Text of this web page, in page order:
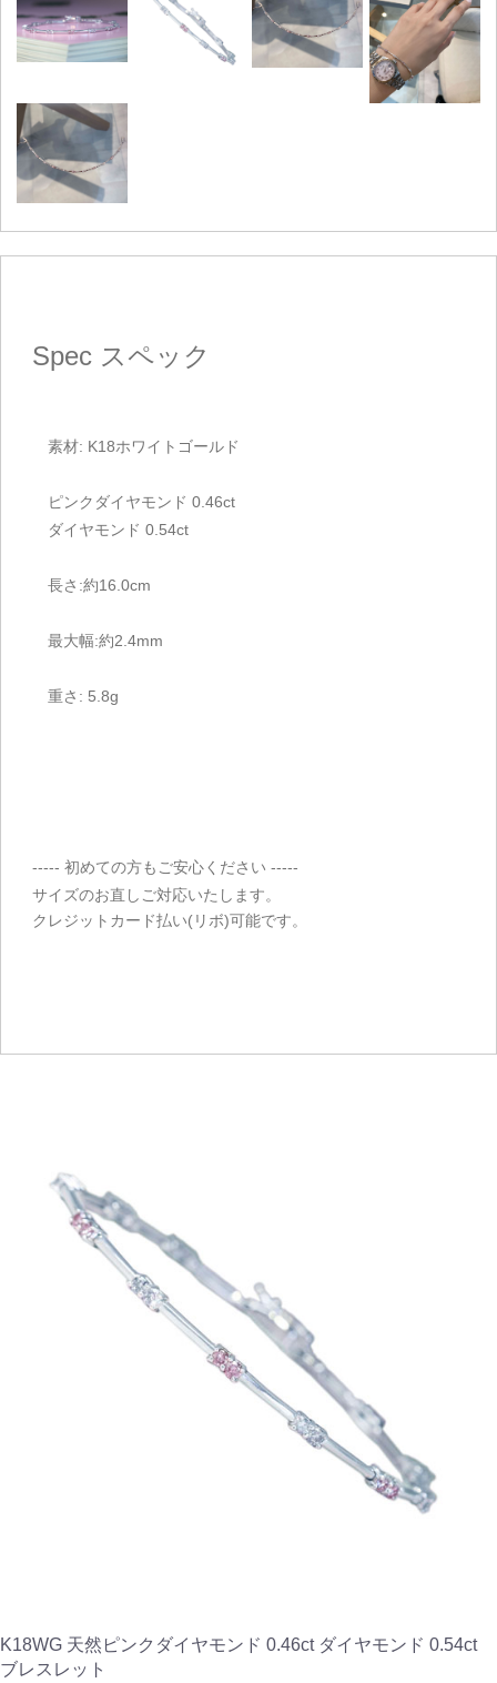
Spec スペック
素材: K18ホワイトゴールド
ピンクダイヤモンド 0.46ct
ダイヤモンド 0.54ct
長さ:約16.0cm
最大幅:約2.4mm
重さ: 5.8g
----- 初めての方もご安心ください -----
サイズのお直しご対応いたします。
クレジットカード払い(リボ)可能です。
K18WG 天然ピンクダイヤモンド 0.46ct ダイヤモンド 0.54ct
ブレスレット